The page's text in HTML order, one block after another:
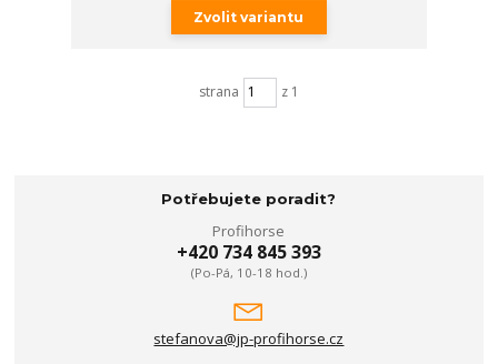
Zvolit variantu
strana z 1
Potřebujete poradit?
Profihorse
+420 734 845 393
(Po-Pá, 10-18 hod.)
stefanova@jp-profihorse.cz